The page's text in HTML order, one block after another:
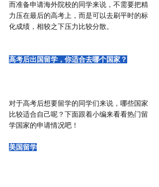
而准备申请海外院校的同学来说，不需要把精
力压在最后的高考上，而是可以去刷平时的标
化成绩，相较之下压力比较分散。
高考后出国留学，你适合去哪个国家？
对于高考后想要留学的同学们来说，哪些国家
比较适合自己呢？下面跟着小编来看看热门留
学国家的申请情况吧！
美国留学